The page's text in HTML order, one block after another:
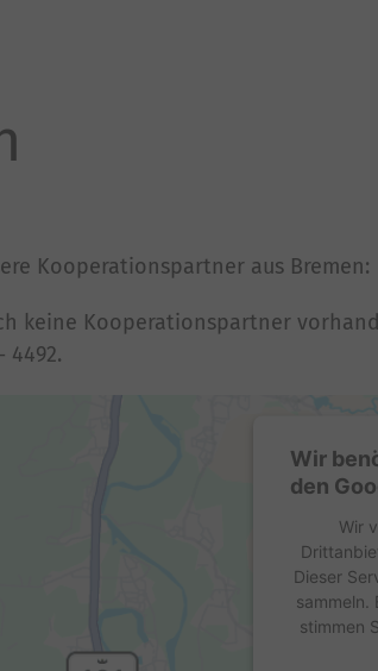
Kooperationspartner aus Bremen:
keine Kooperationspartner
4492.
Wir
den
Wir
Dieser
sammeln.
stimmen